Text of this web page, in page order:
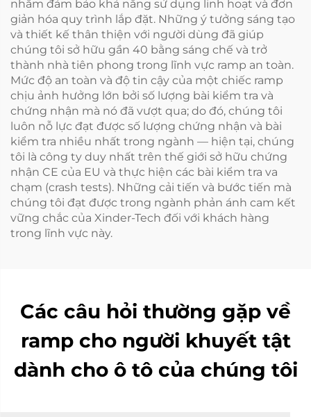
nhằm đảm bảo khả năng sử dụng linh hoạt và đơn
giản hóa quy trình lắp đặt. Những ý tưởng sáng tạo
và thiết kế thân thiện với người dùng đã giúp
chúng tôi sở hữu gần 40 bằng sáng chế và trở
thành nhà tiên phong trong lĩnh vực ramp an toàn.
Mức độ an toàn và độ tin cậy của một chiếc ramp
chịu ảnh hưởng lớn bởi số lượng bài kiểm tra và
chứng nhận mà nó đã vượt qua; do đó, chúng tôi
luôn nỗ lực đạt được số lượng chứng nhận và bài
kiểm tra nhiều nhất trong ngành — hiện tại, chúng
tôi là công ty duy nhất trên thế giới sở hữu chứng
nhận CE của EU và thực hiện các bài kiểm tra va
chạm (crash tests). Những cải tiến và bước tiến mà
chúng tôi đạt được trong ngành phản ánh cam kết
vững chắc của Xinder-Tech đối với khách hàng
trong lĩnh vực này.
Các câu hỏi thường gặp về
ramp cho người khuyết tật
dành cho ô tô của chúng tôi